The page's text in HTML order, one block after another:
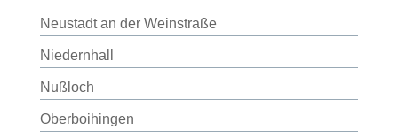
Neustadt an der Weinstraße
Niedernhall
Nußloch
Oberboihingen